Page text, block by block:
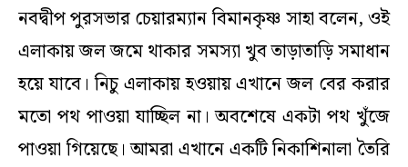
নবদ্বীপ পুরসভার চেয়ারম্যান বিমানকৃষ্ণ সাহা বলেন, ওই
এলাকায় জল জমে থাকার সমস্যা খুব তাড়াতাড়ি সমাধান
হয়ে যাবে। নিচু এলাকায় হওয়ায় এখানে জল বের করার
মতো পথ পাওয়া যাচ্ছিল না। অবশেষে একটা পথ খুঁজে
পাওয়া গিয়েছে। আমরা এখানে একটি নিকাশিনালা তৈরি